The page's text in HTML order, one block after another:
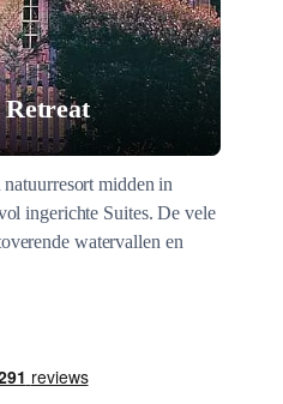
Retreat
midden in
ingerichte Suites. De vele
watervallen en